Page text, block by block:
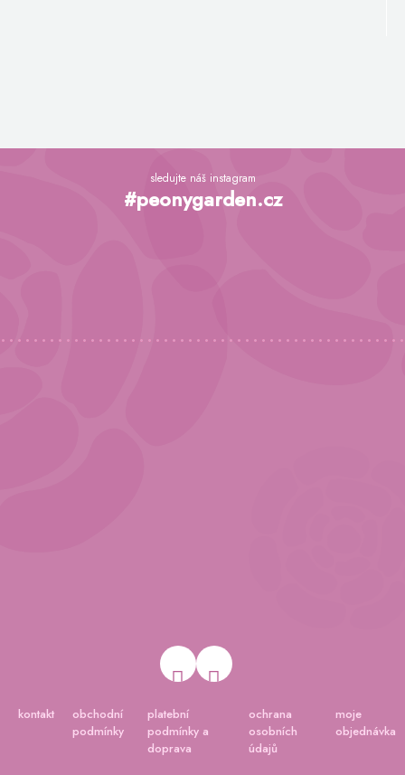
Z
sledujte náš instagram
#peonygarden.cz
kontakt
obchodní
podmínky
platební
podmínky a
doprava
ochrana
osobních
údajů
moje
objednávka